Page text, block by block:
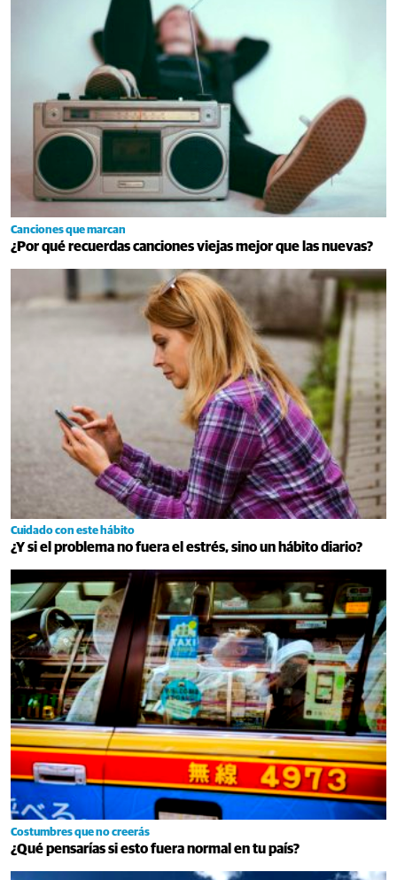
Canciones que marcan
¿Por qué recuerdas canciones viejas mejor que las nuevas?
Cuidado con este hábito
¿Y si el problema no fuera el estrés, sino un hábito diario?
Costumbres que no creerás
¿Qué pensarías si esto fuera normal en tu país?